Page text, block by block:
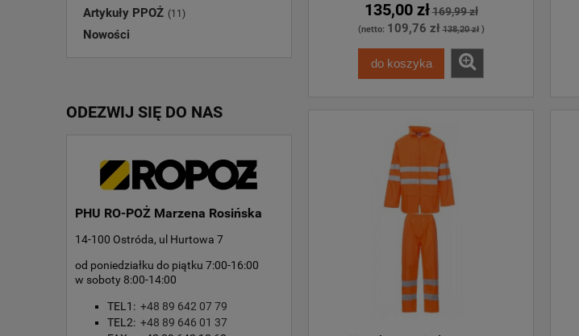
Artykuły PPOŻ (11)
Nowości
ODEZWIJ SIĘ DO NAS
PHU RO-POŻ Marzena Rosińska
14-100 Ostróda, ul Hurtowa 7
od poniedziałku do piątku 7:00-16:00
w soboty 8:00-14:00
TEL1: +48 89 642 07 79
TEL2: +48 89 646 01 37
135,00 zł169,99 zł
(netto: 109,76 zł 138,20 zł)
do koszyka